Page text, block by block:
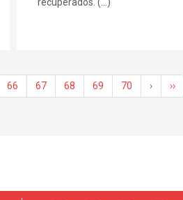
66 67 68 69 70 › ››